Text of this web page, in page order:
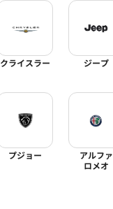
クライスラー ジープ
プジョー
アルファ
ロメオ